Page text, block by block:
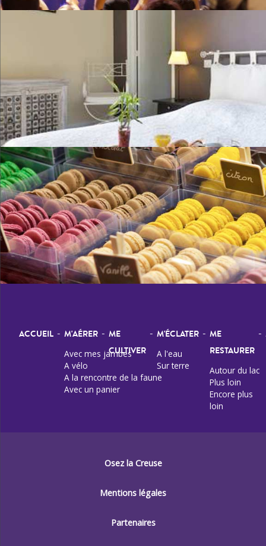
ACCUEIL - M'AÉRER
Avec mes jambes
A vélo
A la rencontre de la faune
Avec un panier
- ME
CULTIVER
- M'ÉCLATER
A l'eau
Sur terre
- ME
RESTAURER
Autour du lac
Plus loin
Encore plus
loin
-
Osez la Creuse
Mentions légales
Partenaires